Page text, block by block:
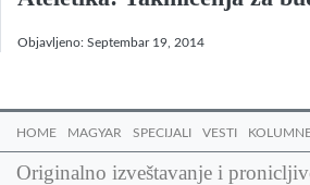
Objavljeno: Septembar 19, 2014
HOME MAGYAR SPECIJALI VESTI
Originalno izveštavanje i